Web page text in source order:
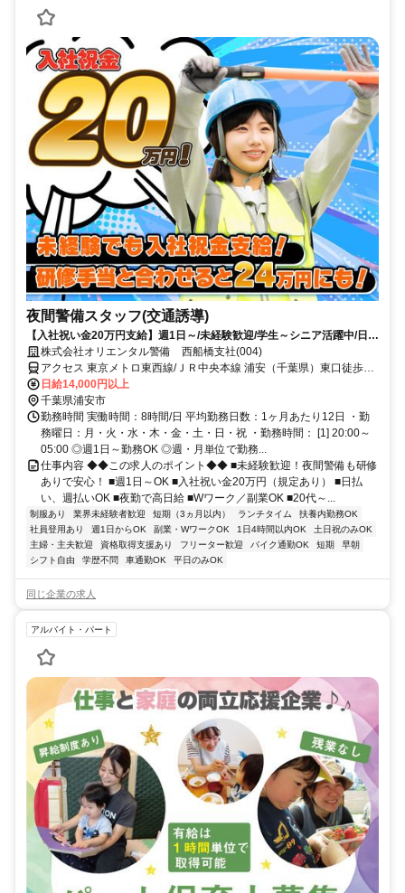
夜間警備スタッフ(交通誘導)
【入社祝い金20万円支給】週1日～/未経験歓迎/学生～シニア活躍中/日払
い・週払いOK/履歴書不要！
株式会社オリエンタル警備 西船橋支社(004)
アクセス 東京メトロ東西線/ＪＲ中央本線 浦安（千葉県）東口徒歩約
10分、東京メトロ東西線/ＪＲ中央本線 南行徳北口徒歩約17分、東京
メトロ東西線/ＪＲ中央本線 葛西博物館口徒歩約39分 (面接地/西船橋
支社)千葉県船橋市葛飾町2-380-2 ヤマゲンビル2階
日給14,000円以上
千葉県浦安市
勤務時間 実働時間：8時間/日 平均勤務日数：1ヶ月あたり12日 ・勤
務曜日：月・火・水・木・金・土・日・祝 ・勤務時間： [1] 20:00～
05:00 ◎週1日～勤務OK ◎週・月単位で勤務...
仕事内容 ◆◆この求人のポイント◆◆ ■未経験歓迎！夜間警備も研修
ありで安心！ ■週1日～OK ■入社祝い金20万円（規定あり） ■日払
い、週払いOK ■夜勤で高日給 ■Wワーク／副業OK ■20代～...
制服あり 業界未経験者歓迎 短期（3ヵ月以内） ランチタイム
扶養内勤務OK
社員登用あり
週1日からOK 副業・WワークOK 1日4時間以内OK
土日祝のみOK
主婦・主夫歓迎
資格取得支援あり フリーター歓迎 バイク通勤OK 短期
早朝
シフト自由
学歴不問 車通勤OK 平日のみOK
同じ企業の求人
アルバイト・パート